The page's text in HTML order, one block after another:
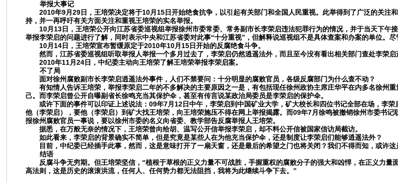
举报大事记
2010年9月29 日，王培荣决定将于10月15 日开始绝食抗争，以引起有关部门和全国人民重视。此举得到了广泛的关
持，并一再呼吁有关方面关注和重视王培荣的实名举报。
10月13 日，王培荣公开向江苏省委巡视组举报徐州市委常委、常务副市长李荣启违法犯罪行为的情况，并于当天下
举报李荣启的问题进行了解，同时表示中央和江苏省委对此事“十分重视”，但解释说巡视组不是具体查案和办案的单位。
10月14 日，王培荣宣布暂缓原定于2010年10月15 日开始的反腐绝食斗争。
然而，江苏省委巡视组听取举报人举报一个多月过去了，李荣启仍然逍遥法外，而且至今没有看出相关部门查处李荣启
2010年11月24 日，中纪委主动向王培荣了解王培荣举报李荣启案。
不了局
面对徐州腐败副市长李荣启逍遥法外事件，人们不禁要问：十分明显的腐败官员，各级反腐部门为什么查不动？
有知情人告诉王培荣，举报李荣启二年的不多解决的主要原因之一是，有包括现任徐州政协主席庄华平在内多名徐州
己。而李荣启曾公开自曝副省长徐鸣充当其保护伞，甚至有传言说某政治局委员是李荣启的保护伞。
或许下面的事件可以印证上述说法：09年7月12 日中午，李荣启到中国矿业大学，矿大校长和四位书记全部在场，李
他（李荣启），要他（李荣启）到矿大找王培荣，向王培荣施压不得在网上举报揭露。而09年7月徐鸣被撤销徐州市委书记
报徐州腐败官员一事说，要以徐州市委的名义向省委、教学部告反腐举报人王培荣。
据悉，在万般无奈的情况下，王培荣曾向给胡、温写公开信举报李荣启，却不料公开信被国家信访局截访。
如此看来，李荣启的背景确实不简单，但是究竟是某些人在为他充当保护伞，还是制度让李荣启们能够逍遥法外？
目前，中纪委已经插手此事，然而，这是意味打开了一扇天窗，还是最后的希望之门也将关闭？我们不得而知，或许
结语
反腐斗争无穷期。但王培荣坚信，“植根于草根的正义力量不可战胜，手握重权的腐败分子的强大和凶悍，在正义力
高法则，这是历史的滚滚洪流，任何人、任何势力都无法阻挡，我将为此继续斗争下去。”